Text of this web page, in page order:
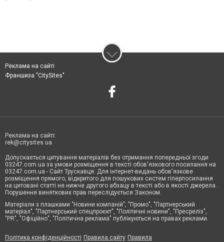
Реклама на сайті
Франшиза "CitySites"
Реклама на сайті:
rek@citysites.ua
Допускається цитування матеріалів без отримання попередньої згоди
03247.com.ua за умови розміщення в тексті обов'язкового посилання на
03247.com.ua - Сайт Трускавця. Для інтернет-видань обов'язкове
розміщення прямого, відкритого для пошукових систем гіперпосилання
на цитовані статті не нижче другого абзацу в тексті або в якості джерела.
Порушення виняткових прав переслідується Законом.
Матеріали з плашками "Новини компаній", "Промо", "Партнерський
матеріал", "Партнерський спецпроєкт", "Політичні новини", "Пресреліз",
"PR", "Офіційно", "Політична реклама" публікуються на правах реклами.
Політика конфіденційності Правила сайту Правила